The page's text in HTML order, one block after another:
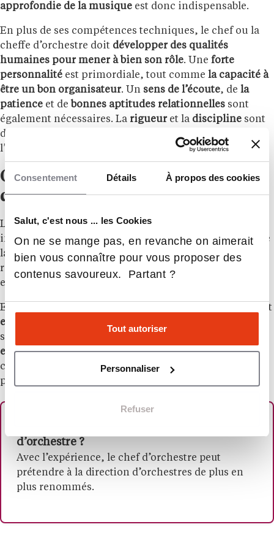
Consentement Détails À propos des cookies
Salut, c'est nous ... les Cookies
On ne se mange pas, en revanche on aimerait
bien vous connaître pour vous proposer des
contenus savoureux. Partant ?
Tout autoriser
Personnaliser
Refuser
approfondie de la musique est donc indispensable.
En plus de ses compétences techniques, le chef ou la
cheffe d’orchestre doit développer des qualités
humaines pour mener à bien son rôle. Une forte
personnalité est primordiale, tout comme la capacité à
être un bon organisateur. Un sens de l’écoute, de la
patience et de bonnes aptitudes relationnelles sont
également nécessaires. La rigueuret la discipline sont
des atouts majeurs pour coordonner efficacement
l’ensemble de l’orchestre.
Quel est le salaire d’un chef
d’orchestre ?
Le salaire d’un chef d’orchestre est principalement
influencé par son expérience et sa réputation. Bien que
la majorité de ces professionnels travaillent sous le
régime de l’intermittence, une petite fraction est
employée en tant que salariés.
En début de carrière, un chef d’orchestre salarié perçoit
environ 3 000 euros bruts par mois
s’ajoutent le
entre 8 000 et 20 000 euros bruts pour un débutant. Les
chefs d’orchestre
les plus renommés
peuvent
d’orchestre ?
Avec l’expérience, le chef d’orchestre peut
prétendre à la direction d’orchestres de plus en
plus renommés.